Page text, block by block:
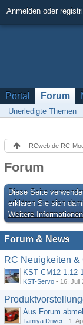
Anmelden oder
Portal Forum
Unerledigte Themen
RCweb.de RC-
Forum
Diese Seite
erklären Sie sich
Weitere Informationen
Forum & News
RC Neuigkeiten &
KST CM12 1:12-
KST-Servo - 16. Juli
Aus Forum
Tamiya Driver - 1.